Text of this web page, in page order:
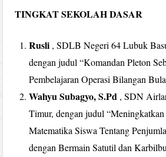
TINGKAT SEKOLAH DASAR
Rusli , SDLB Negeri 64 Lubuk
dengan judul “Komandan Pleton
Pembelajaran Operasi Bilangan
Wahyu Subagyo, S.Pd , SDN
Timur, dengan judul
Matematika Siswa Tentang
dengan Bermain Satutil dan